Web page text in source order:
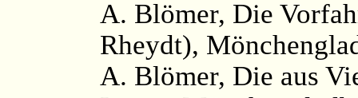
A. Blömer, Die
Rheydt),
A. Blömer, Die aus